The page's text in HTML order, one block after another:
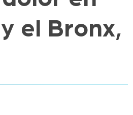
el Bronx,